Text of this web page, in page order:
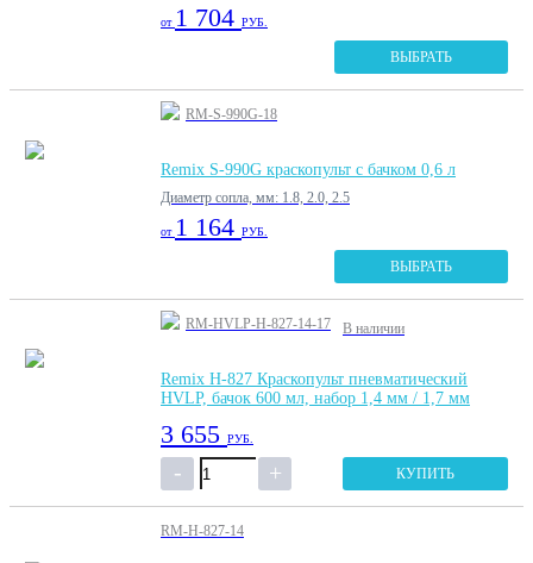
от 1 704 РУБ.
ВЫБРАТЬ
RM-S-990G-18
Remix S-990G краскопульт с бачком 0,6 л
Диаметр сопла, мм: 1.8, 2.0, 2.5
от 1 164 РУБ.
ВЫБРАТЬ
RM-HVLP-H-827-14-17 В наличии
Remix H-827 Краскопульт пневматический
HVLP, бачок 600 мл, набор 1,4 мм / 1,7 мм
3 655 РУБ.
КУПИТЬ
RM-H-827-14